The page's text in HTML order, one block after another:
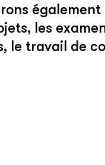
les
travail de